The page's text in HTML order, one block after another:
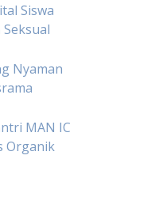
Siswa
Nyaman
MAN IC
Organik